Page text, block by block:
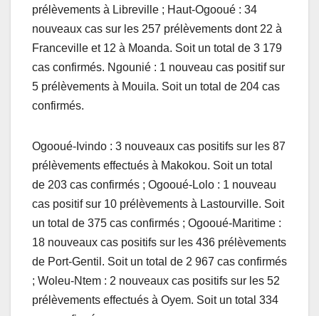
prélèvements à Libreville ; Haut-Ogooué : 34
nouveaux cas sur les 257 prélèvements dont 22 à
Franceville et 12 à Moanda. Soit un total de 3 179
cas confirmés. Ngounié : 1 nouveau cas positif sur
5 prélèvements à Mouila. Soit un total de 204 cas
confirmés.
Ogooué-Ivindo : 3 nouveaux cas positifs sur les 87
prélèvements effectués à Makokou. Soit un total
de 203 cas confirmés ; Ogooué-Lolo : 1 nouveau
cas positif sur 10 prélèvements à Lastourville. Soit
un total de 375 cas confirmés ; Ogooué-Maritime :
18 nouveaux cas positifs sur les 436 prélèvements
de Port-Gentil. Soit un total de 2 967 cas confirmés
; Woleu-Ntem : 2 nouveaux cas positifs sur les 52
prélèvements effectués à Oyem. Soit un total 334